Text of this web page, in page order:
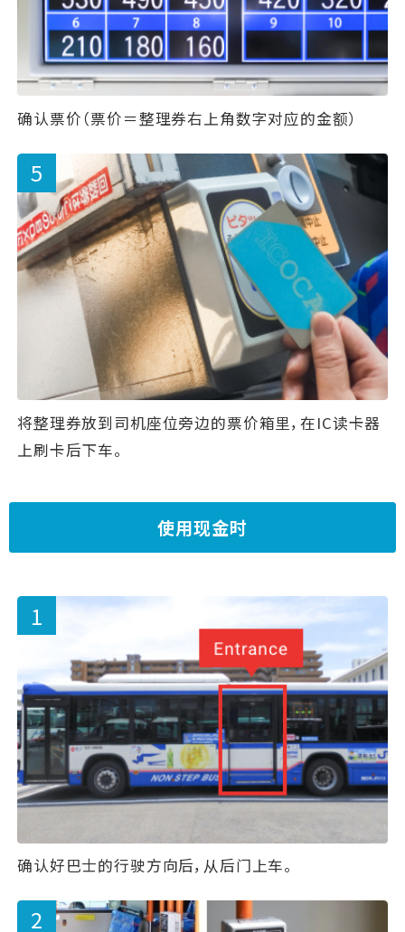
确认票价（票价＝整理券右上角数字对应的金额）
将整理券放到司机座位旁边的票价箱里，在IC读卡器
上刷卡后下车。
使用现金时
确认好巴士的行驶方向后，从后门上车。